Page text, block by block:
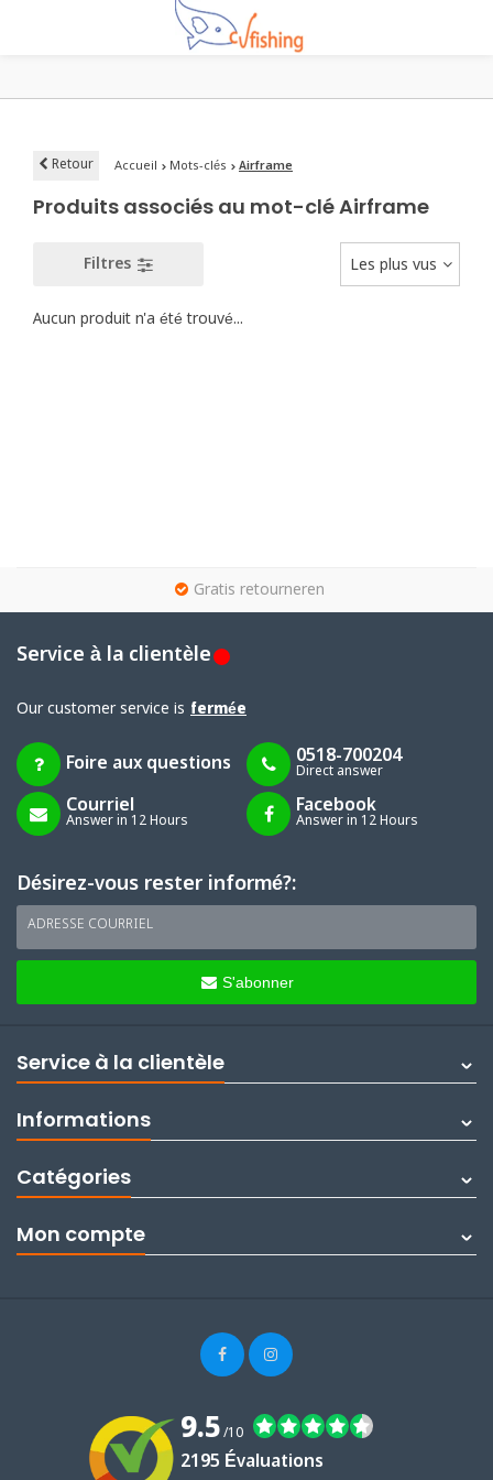
Retour Accueil Mots-clés Airframe
Produits associés au mot-clé Airframe
Filtres Les plus vus
Aucun produit n'a été trouvé...
Gratis retourneren
Service à la clientèle
Our customer service is fermée
Foire aux questions 0518-700204
Direct answer
Courriel
Answer in 12 Hours
Facebook
Answer in 12 Hours
Désirez-vous rester informé?:
ADRESSE COURRIEL
S'abonner
Service à la clientèle
Informations
Catégories
Mon compte
9.5/10
2195 Évaluations